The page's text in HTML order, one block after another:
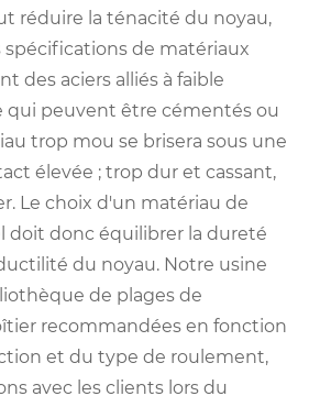
réduire la ténacité du noyau,
de matériaux
des aciers alliés à faible
qui peuvent être cémentés ou
trop mou se brisera sous une
élevée ; trop dur et cassant,
Le choix d'un matériau de
doit donc équilibrer la dureté
du noyau. Notre usine
de plages de
recommandées en fonction
et du type de roulement,
avec les clients lors du